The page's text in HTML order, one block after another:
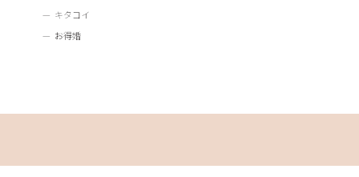
キタコイ
お得婚